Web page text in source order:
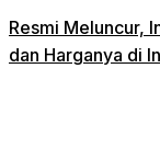
Resmi Meluncur,
dan Harganya di